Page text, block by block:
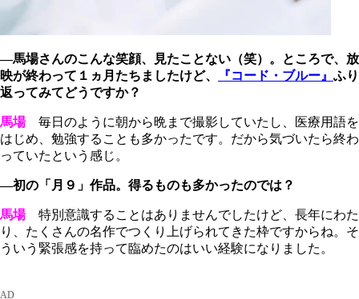
―馬場さんのこんな笑顔、見たことない（笑）。ところで、放
映が終わって１ヵ月たちましたけど、
『コード・ブルー』 ふり
返ってみてどうですか？
馬場毎日のように朝から晩まで撮影していたし、医療用語を
はじめ、勉強することも多かったです。だから気づいたら終わ
っていたという感じ。
―初の「月９」作品。得るものも多かったのでは？
馬場
特別意識することはありませんでしたけど、長年にわた
り、たくさんの名作でつくり上げられてきた枠ですからね。そ
ういう緊張感を持って臨めたのはいい経験になりました。